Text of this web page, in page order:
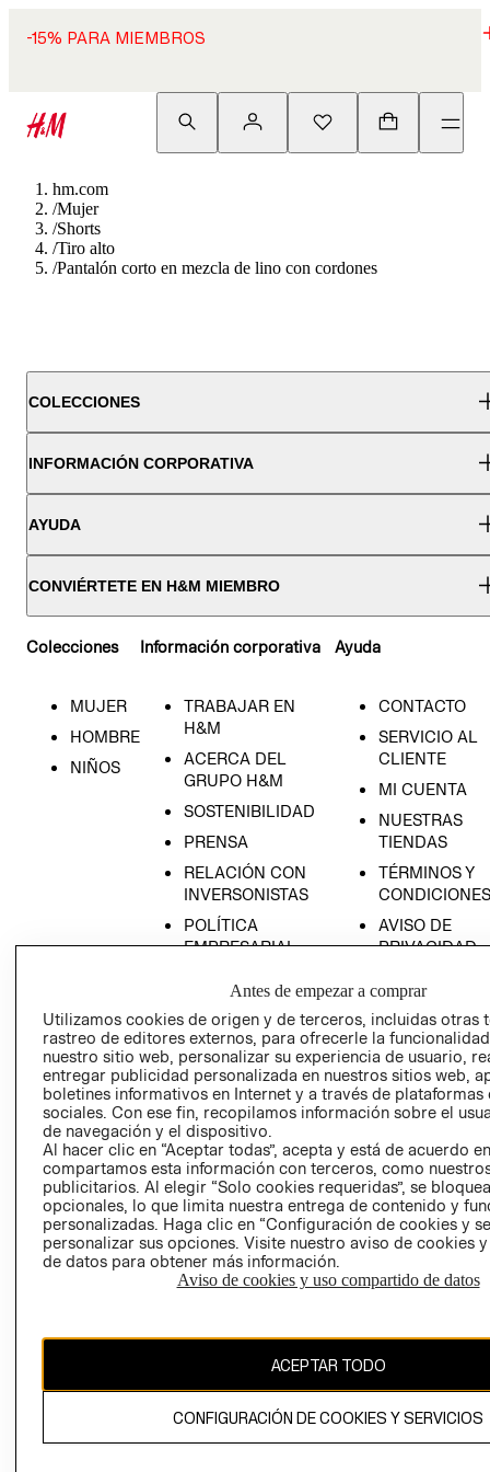
-15% PARA MIEMBROS
hm.com
/Mujer
/Shorts
/Tiro alto
/Pantalón corto en mezcla de lino con cordones
COLECCIONES
INFORMACIÓN CORPORATIVA
AYUDA
CONVIÉRTETE EN H&M MIEMBRO
Colecciones
MUJER
HOMBRE
NIÑOS
Información corporativa
TRABAJAR EN
H&M
ACERCA DEL
GRUPO H&M
SOSTENIBILIDAD
PRENSA
RELACIÓN CON
INVERSONISTAS
POLÍTICA
EMPRESARIAL
Ayuda
CONTACTO
SERVICIO AL
CLIENTE
MI CUENTA
NUESTRAS
TIENDAS
TÉRMINOS Y
CONDICIONES
AVISO DE
PRIVACIDAD
COOKIES
LIBRO DE
Ecuador ($)
CAMBIAR REGIÓN
El contenido de esta página web está protegido por copyright y es
propiedad de H&M Hennes & Mauritz AB.
Antes de empezar a comprar
Utilizamos cookies de origen y de terceros, incluidas otras
rastreo de editores externos, para ofrecerle la
nuestro sitio web, personalizar su experiencia de usuario,
entregar publicidad personalizada en nuestros sitios web,
boletines informativos en Internet y a través de plataformas
sociales. Con ese fin, recopilamos información sobre el
de navegación y el dispositivo.
Al hacer clic en “Aceptar todas”, acepta y está de acuerdo
compartamos esta información con terceros, como
publicitarios. Al elegir “Solo cookies requeridas”, se
opcionales, lo que limita nuestra entrega de contenido y
personalizadas. Haga clic en “Configuración de cookies y
personalizar sus opciones. Visite nuestro aviso de cookies
de datos para obtener más información.
Aviso de cookies y uso compartido de datos
ACEPTAR TODO
CONFIGURACIÓN DE COOKIES Y SERVICIOS